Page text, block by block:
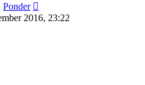
Ponder
2016, 23:22